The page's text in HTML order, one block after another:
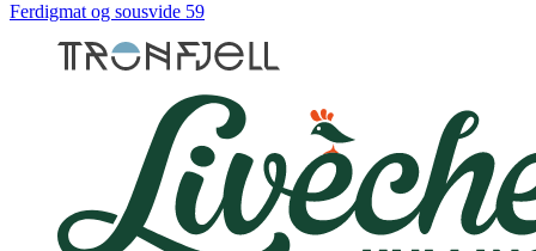
Ferdigmat og sousvide 59